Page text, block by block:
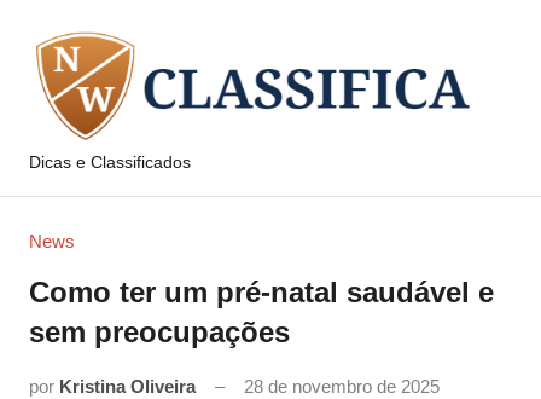
para
conteúdo
Dicas e Classificados
News
Como ter um pré-natal saudável e
sem preocupações
por Kristina Oliveira 28 de novembro de 2025